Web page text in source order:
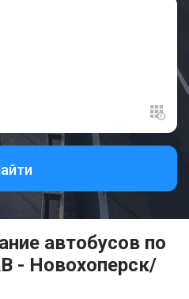
автобусов по
- Новохоперск/